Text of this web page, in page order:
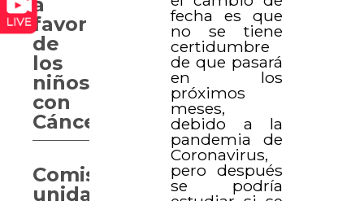
fecha es que
no se tiene
certidumbre
de que pasará
en los
próximos
meses,
debido a la
pandemia de
Coronavirus,
pero después
se podría
favor
de
los
niños
con
Cáncer
Comisiones
unidas